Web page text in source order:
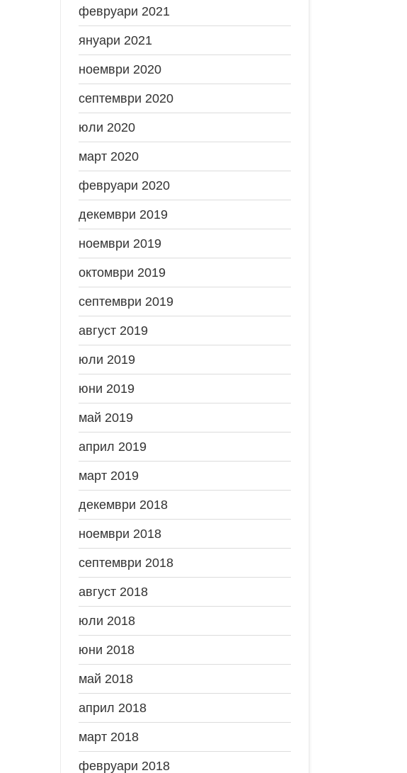
февруари 2021
януари 2021
ноември 2020
септември 2020
юли 2020
март 2020
февруари 2020
декември 2019
ноември 2019
октомври 2019
септември 2019
август 2019
юли 2019
юни 2019
май 2019
април 2019
март 2019
декември 2018
ноември 2018
септември 2018
август 2018
юли 2018
юни 2018
май 2018
април 2018
март 2018
февруари 2018